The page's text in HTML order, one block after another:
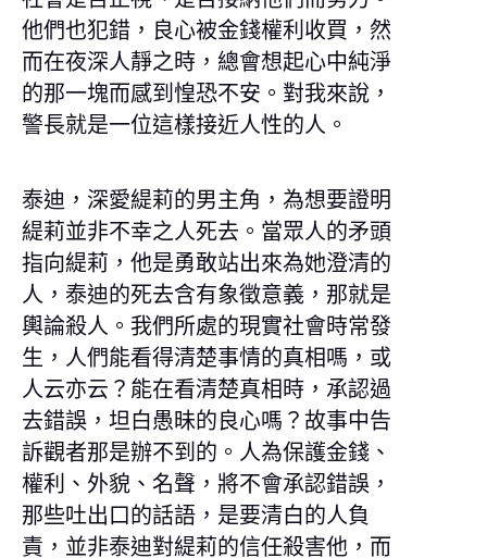
他們也犯錯，良心被金錢權利收買，然
而在夜深人靜之時，總會想起心中純淨
的那一塊而感到惶恐不安。對我來說，
警長就是一位這樣接近人性的人。
泰迪，深愛緹莉的男主角，為想要證明
緹莉並非不幸之人死去。當眾人的矛頭
指向緹莉，他是勇敢站出來為她澄清的
人，泰迪的死去含有象徵意義，那就是
輿論殺人。我們所處的現實社會時常發
生，人們能看得清楚事情的真相嗎，或
人云亦云？能在看清楚真相時，承認過
去錯誤，坦白愚昧的良心嗎？故事中告
訴觀者那是辦不到的。人為保護金錢、
權利、外貌、名聲，將不會承認錯誤，
那些吐出口的話語，是要清白的人負
責，並非泰迪對緹莉的信任殺害他，而